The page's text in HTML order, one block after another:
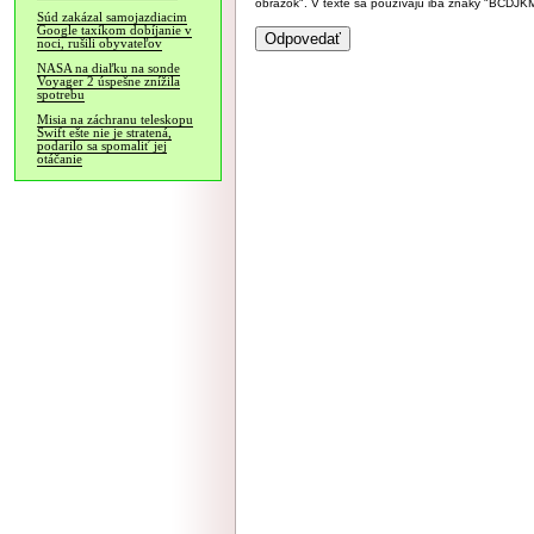
Súd zakázal samojazdiacim
Google taxíkom dobíjanie v
noci, rušili obyvateľov
NASA na diaľku na sonde
Voyager 2 úspešne znížila
spotrebu
Misia na záchranu teleskopu
Swift ešte nie je stratená,
podarilo sa spomaliť jej
otáčanie
obrázok". V texte sa používajú iba znaky